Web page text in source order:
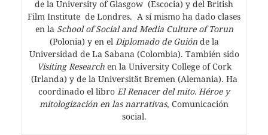
de la University of Glasgow (Escocia) y del British
Film Institute de Londres. A sí mismo ha dado clases
en la School of Social and Media Culture of Torun
(Polonia) y en el Diplomado de Guiónde la
Universidad de La Sabana (Colombia). También sido
Visiting Researchen la University College of Cork
(Irlanda) y de la Universität Bremen (Alemania). Ha
coordinado el libro El Renacer del mito. Héroe y
mitologización en las narrativas, Comunicación
social.